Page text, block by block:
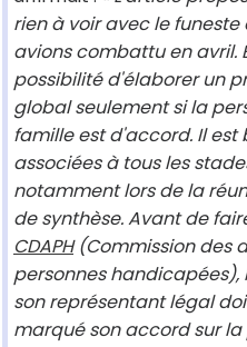
rien à voir avec le funeste
avions combattu en avril.
possibilité d'élaborer un
global seulement si la
famille est d'accord. Il est
associées à tous les
notamment lors de la
de synthèse. Avant de
CDAPH(Commission des
personnes
son représentant légal
marqué son accord sur